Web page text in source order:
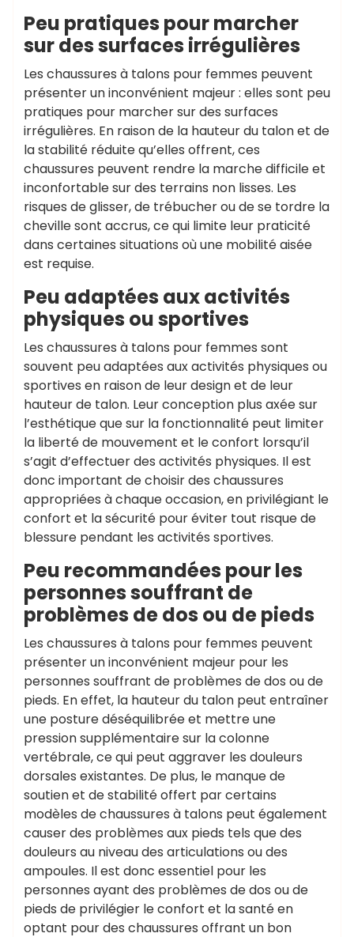
Peu pratiques pour marcher
sur des surfaces irrégulières
Les chaussures à talons pour femmes peuvent
présenter un inconvénient majeur : elles sont peu
pratiques pour marcher sur des surfaces
irrégulières. En raison de la hauteur du talon et de
la stabilité réduite qu’elles offrent, ces
chaussures peuvent rendre la marche difficile et
inconfortable sur des terrains non lisses. Les
risques de glisser, de trébucher ou de se tordre la
cheville sont accrus, ce qui limite leur praticité
dans certaines situations où une mobilité aisée
est requise.
Peu adaptées aux activités
physiques ou sportives
Les chaussures à talons pour femmes sont
souvent peu adaptées aux activités physiques ou
sportives en raison de leur design et de leur
hauteur de talon. Leur conception plus axée sur
l’esthétique que sur la fonctionnalité peut limiter
la liberté de mouvement et le confort lorsqu’il
s’agit d’effectuer des activités physiques. Il est
donc important de choisir des chaussures
appropriées à chaque occasion, en privilégiant le
confort et la sécurité pour éviter tout risque de
blessure pendant les activités sportives.
Peu recommandées pour les
personnes souffrant de
problèmes de dos ou de pieds
Les chaussures à talons pour femmes peuvent
présenter un inconvénient majeur pour les
personnes souffrant de problèmes de dos ou de
pieds. En effet, la hauteur du talon peut entraîner
une posture déséquilibrée et mettre une
pression supplémentaire sur la colonne
vertébrale, ce qui peut aggraver les douleurs
dorsales existantes. De plus, le manque de
soutien et de stabilité offert par certains
modèles de chaussures à talons peut également
causer des problèmes aux pieds tels que des
douleurs au niveau des articulations ou des
ampoules. Il est donc essentiel pour les
personnes ayant des problèmes de dos ou de
pieds de privilégier le confort et la santé en
optant pour des chaussures offrant un bon